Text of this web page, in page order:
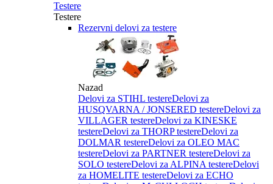
Testere
Testere
Rezervni delovi za testere
Nazad
Delovi za STIHL testereDelovi za
HUSQVARNA / JONSERED testereDelovi za
VILLAGER testereDelovi za KINESKE
testereDelovi za THORP testereDelovi za
DOLMAR testereDelovi za OLEO MAC
testereDelovi za PARTNER testereDelovi za
SOLO testereDelovi za ALPINA testereDelovi
za HOMELITE testereDelovi za ECHO